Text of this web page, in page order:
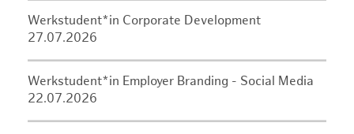
Werkstudent*in Corporate Development
27.07.2026
Werkstudent*in Employer Branding - Social Media
22.07.2026